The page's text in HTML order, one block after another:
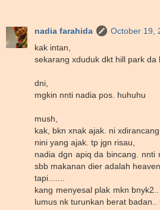
nadia farahida
October 19,
kak intan,
sekarang xduduk dkt hill park da
dni,
mgkin nnti nadia pos. huhuhu
mush,
kak, bkn xnak ajak. ni xdirancang.
nini yang ajak. tp jgn risau,
nadia dgn apiq da bincang. nnti
sbb makanan dier adalah heaven.
tapi.......
kang menyesal plak mkn
lumus nk turunkan berat badan..